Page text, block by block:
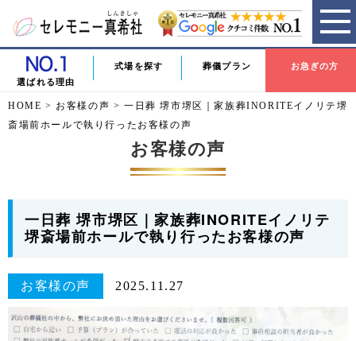
選ばれる理由
式場を探す 葬儀プラン お急ぎの方
HOME > お客様の声 >一日葬 堺市堺区｜家族葬INORITEイノリテ堺
斎場前ホールで執り行ったお客様の声
お客様の声
一日葬 堺市堺区｜家族葬INORITEイノリテ
堺斎場前ホールで執り行ったお客様の声
お客様の声 2025.11.27